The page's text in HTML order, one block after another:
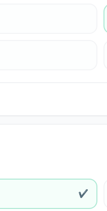
✔